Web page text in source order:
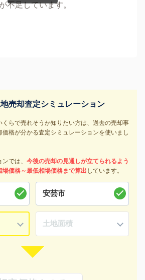
不足しています。
売却査定シミュレーション
くらで売れそうか知りたい方は、過去の売却事
格が分かる査定シミュレーションを使いまし
では、 今後の売却の見通しが立てられるよう
場価格～最低相場価格まで算出 しています。